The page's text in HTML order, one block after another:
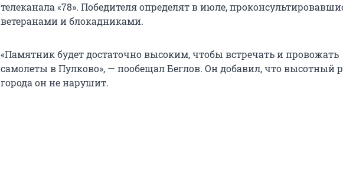
телеканала «78». Победителя определят в июле,
ветеранами и блокадниками.
«Памятник будет достаточно высоким, чтобы встречать и провожать
самолеты в Пулково», — пообещал Беглов. Он добавил, что высотный
города он не нарушит.